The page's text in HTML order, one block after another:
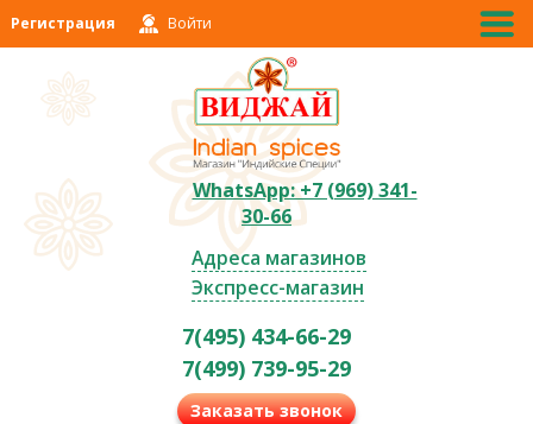
Регистрация Войти
WhatsApp: +7 (969) 341-
30-66
Адреса магазинов
Экспресс-магазин
7(495) 434-66-29
7(499) 739-95-29
Заказать звонок